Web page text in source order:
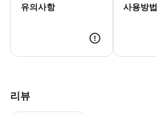
유의사항 사용방법
리뷰